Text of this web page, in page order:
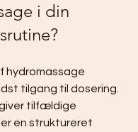
i din
hydromassage
tilgang til dosering.
tilfældige
en struktureret